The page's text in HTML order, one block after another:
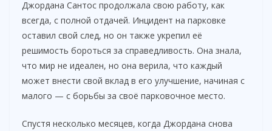
Джордана Сантос продолжала свою работу, как
всегда, с полной отдачей. Инцидент на парковке
оставил свой след, но он также укрепил её
решимость бороться за справедливость. Она знала,
что мир не идеален, но она верила, что каждый
может внести свой вклад в его улучшение, начиная с
малого — с борьбы за своё парковочное место.
Спустя несколько месяцев, когда Джордана снова